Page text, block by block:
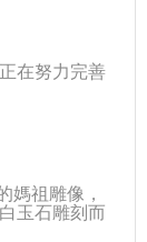
在努力完善
媽祖雕像，
玉石雕刻而